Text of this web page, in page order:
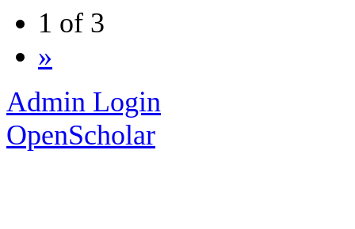
1 of 3
»
Admin Login
OpenScholar